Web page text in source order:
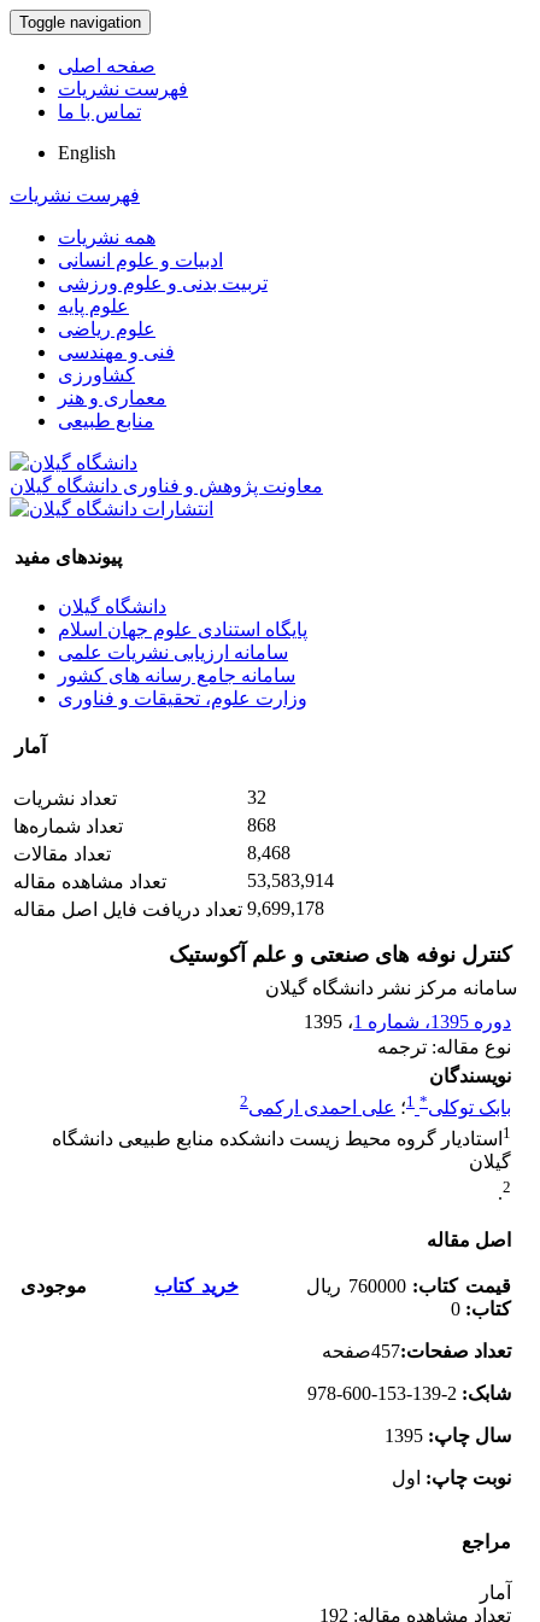
Toggle navigation
صفحه اصلی
فهرست نشریات
تماس با ما
English
فهرست نشریات
همه نشریات
ادبیات و علوم انسانی
تربیت بدنی و علوم ورزشی
علوم پایه
علوم ریاضی
فنی و مهندسی
کشاورزی
معماری و هنر
منابع طبیعی
معاونت پژوهش و فناوری دانشگاه گیلان
پیوندهای مفید
دانشگاه گیلان
پایگاه استنادی علوم جهان اسلام
سامانه ارزیابی نشریات علمی
سامانه جامع رسانه های کشور
وزارت علوم، تحقیقات و فناوری
آمار
تعداد نشریات
32
تعداد شماره‌ها
868
تعداد مقالات
8,468
تعداد مشاهده مقاله
53,583,914
تعداد دریافت فایل اصل مقاله 9,699,178
کنترل نوفه های صنعتی و علم آکوستیک
سامانه مرکز نشر دانشگاه گیلان
دوره 1395، شماره 1
، 1395
نوع مقاله: ترجمه
نویسندگان
بابک توکلی*
1؛ علی احمدی ارکمی2
1 استادیار گروه محیط زیست دانشکده منابع طبیعی دانشگاه
گیلان
2
.
اصل مقاله
قیمت کتاب:
760000 ریالخرید کتاب
موجودی
کتاب:
تعداد صفحات:
457صفحه
شابک:
سال چاپ:
نوبت چاپ: اول
مراجع
آمار
تعداد مشاهده مقاله: 192